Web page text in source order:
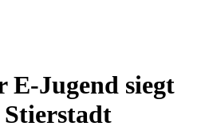
E-Jugend siegt
Stierstadt